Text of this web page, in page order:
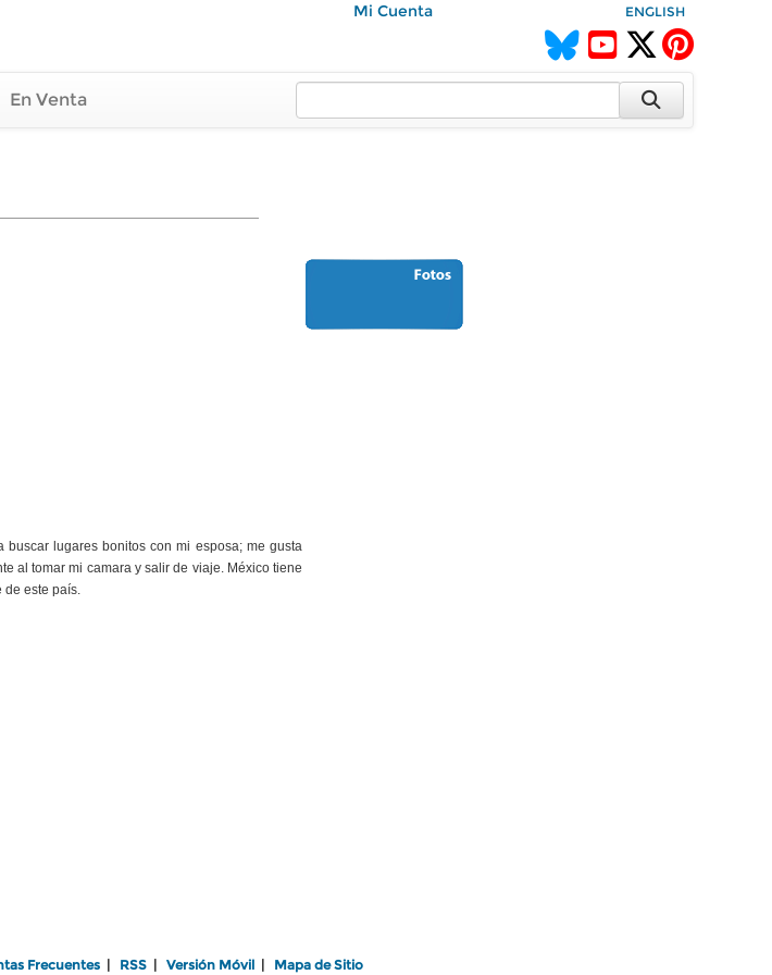
Mi Cuenta ENGLISH
En Venta
lugares bonitos con mi esposa; me gusta
al tomar mi camara y salir de viaje. México tiene
de este país.
Frecuentes RSS Versión Móvil Mapa de Sitio